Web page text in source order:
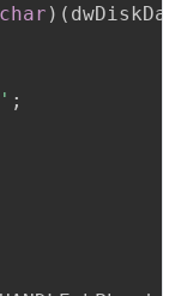
char ) (
;